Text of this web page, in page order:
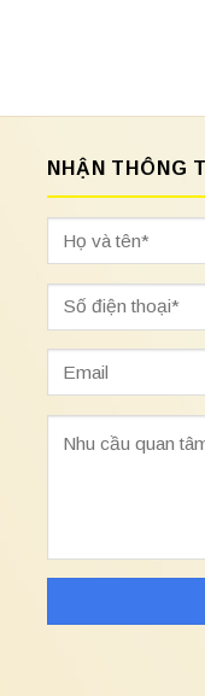
NHẬN THÔNG